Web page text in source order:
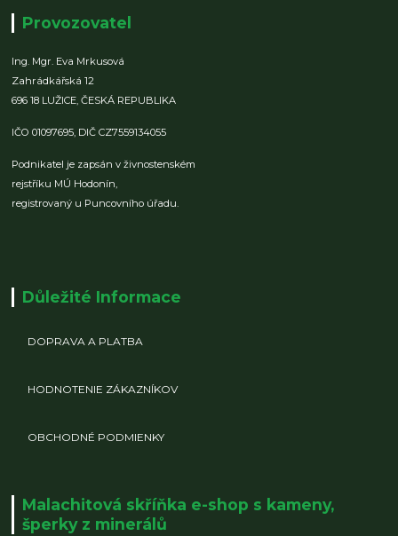
Provozovatel
Ing. Mgr. Eva Mrkusová
Zahrádkářská 12
696 18 LUŽICE,ČESKÁ REPUBLIKA
IČO 01097695, DIČ CZ7559134055
Podnikatel je zapsán v živnostenském
rejstříku MÚ Hodonín,
registrovaný u Puncovního úřadu.
Důležité Informace
DOPRAVA A PLATBA
HODNOTENIE ZÁKAZNÍKOV
OBCHODNÉ PODMIENKY
Malachitová skříňka e-shop s kameny,
šperky z minerálů